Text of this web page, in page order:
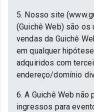
5. Nosso site
(Guichê Web) são
vendas da Guichê
em qualquer
adquiridos com
endereço/domínio
6. A Guichê Web não
ingressos para